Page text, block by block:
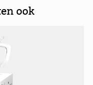
ook